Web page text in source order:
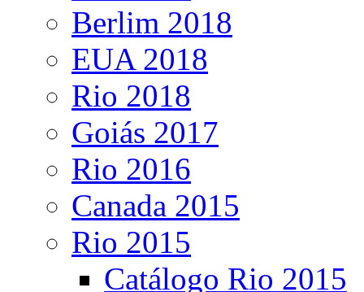
Berlim 2018
EUA 2018
Rio 2018
Goiás 2017
Rio 2016
Canada 2015
Rio 2015
Catálogo Rio 2015